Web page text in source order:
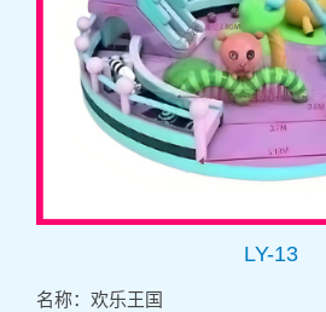
LY-13
名称：欢乐王国